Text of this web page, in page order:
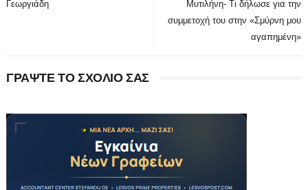
Μυτιλήνη- Τι δήλωσε για την
συμμετοχή του στην «Σμύρνη μου
αγαπημένη»
Γεωργιάδη
ΓΡΑΨΤΕ ΤΟ ΣΧΟΛΙΟ ΣΑΣ